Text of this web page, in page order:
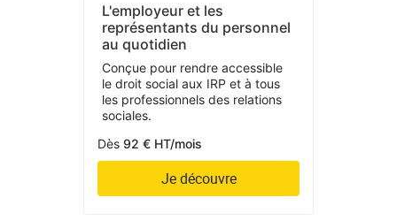
L'employeur et les
représentants du personnel
au quotidien
Conçue pour rendre accessible
le droit social aux IRP et à tous
les professionnels des relations
sociales.
Dès 92 € HT/mois
Je découvre